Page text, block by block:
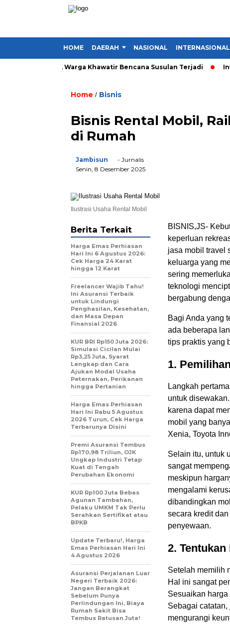
HOME DAERAH NASIONAL INTERNASIONAL
di Kerinci, Warga Khawatir Bencana Susulan Terjadi
Home / Bisnis
Bisnis Rental Mobil,
di Rumah
Jambisun
- Jurnalis
Senin, 8 Desember 2025
Ilustrasi Usaha Rental Mobil
BISNIS,JS-
keperluan
jasa mobil travel
keluarga yang
sering
teknologi
bergabung
Bagi Anda yang
ada beberapa
tips praktis yang
1.
Langkah
untuk
karena dapat
mobil yang
Xenia, Toyota
Selain itu, untuk
sangat
meskipun
mengalami
dibandingkan
secara kredit
penyewaan.
2.
Setelah memilih
Hal ini sangat
Sesuaikan
Sebagai
mengurangi
Berita Terkait
Harga Emas Perhiasan
Hari Ini 6 Agustus 2026:
Cek Harga 24 Karat
hingga 12 Karat
Freelancer Wajib Tahu!
Ini Asuransi Terbaik
untuk Lindungi
Penghasilan, Kesehatan,
dan Masa Depan
Finansial 2026
KUR BRI Rp150 Juta 2026:
Simulasi Cicilan Mulai
Rp3,25 Juta, Syarat
Lengkap dan Cara
Ajukan Modal Usaha
Peternakan, Perikanan
hingga Pertanian
Harga Emas Perhiasan
Hari Ini Rabu 5 Agustus
2026 Turun, Cek Harga
Terbarunya Disini
Premi Asuransi Tembus
Rp170,98 Triliun, OJK
Ungkap Industri Tetap
Kuat di Tengah
Perubahan Ekonomi
KUR Rp100 Juta Bebas
Agunan Tambahan,
Pelaku UMKM Tak Perlu
Serahkan Sertifikat atau
BPKB
Update Terbaru!, Harga
Emas Perhiasan Hari Ini
4 Agustus 2026
Asuransi Perjalanan Luar
Negeri Terbaik 2026:
Jangan Berangkat
Sebelum Punya
Perlindungan Ini, Biaya
Rumah Sakit Bisa
Tembus Ratusan Juta!